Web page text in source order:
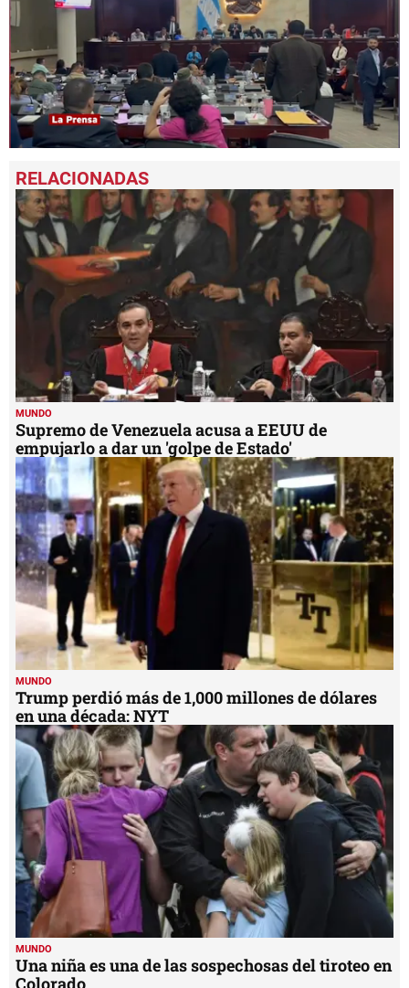
seconds
of
1
minute,
31
seconds
MUNDO
Supremo de Venezuela acusa a EEUU de
empujarlo a dar un 'golpe de Estado'
MUNDO
Trump perdió más de 1,000 millones de dólares
en una década: NYT
MUNDO
Una niña es una de las sospechosas del tiroteo en
Colorado